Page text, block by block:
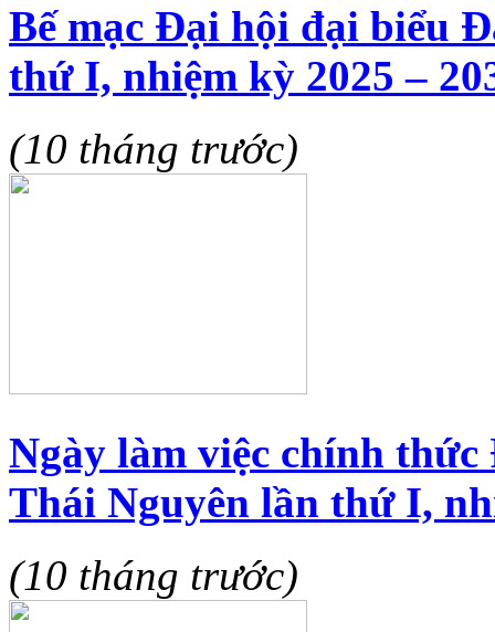
Bế mạc Đại hội đại biểu
thứ I, nhiệm kỳ 2025 –
(10 tháng trước)
Ngày làm việc chính
Thái Nguyên lần thứ I,
(10 tháng trước)